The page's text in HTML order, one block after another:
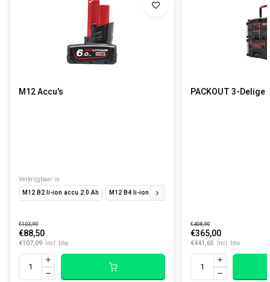
M12 Accu's
Verkrijgbaar in
M12 B2 li-ion accu 2.0 Ah
M12 B4 li-ion accu 4.0 Ah
€103,90
€88,50
€107,09 Incl. btw
PACKOUT 3-Delige
€408,90
€365,00
€441,65 Incl. btw